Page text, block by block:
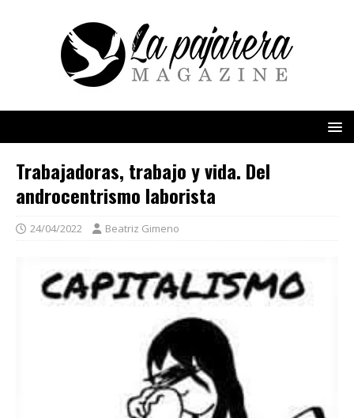
Trabajadoras, trabajo y vida. Del
androcentrismo laborista
24/04/2022 Beatriz Gimeno